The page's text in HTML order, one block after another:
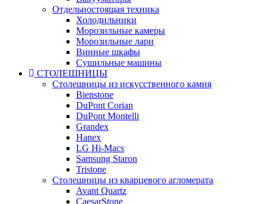
Отдельностоящая техника
Холодильники
Морозильные камеры
Морозильные лари
Винные шкафы
Сушильные машины
СТОЛЕШНИЦЫ
Столешницы из искусственного камня
Bienstone
DuPont Corian
DuPont Montelli
Grandex
Hanex
LG Hi-Macs
Samsung Staron
Tristone
Столешницы из кварцевого агломерата
Avant Quartz
CaesarStone